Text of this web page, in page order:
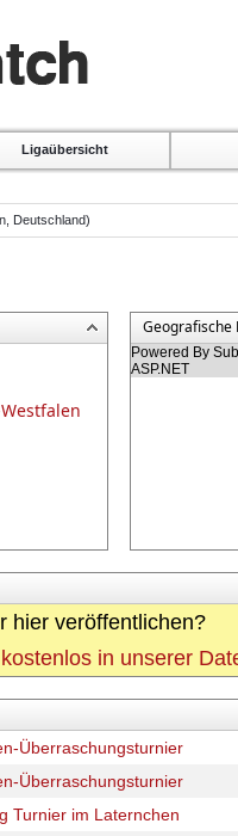
Ligaübersicht
Deutschland)
Geografische
Powered By
ASP.NET
hier veröffentlichen?
in unserer
Überraschungsturnier
Überraschungsturnier
Turnier im Laternchen